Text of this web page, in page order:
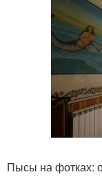
Пысы на фотках: